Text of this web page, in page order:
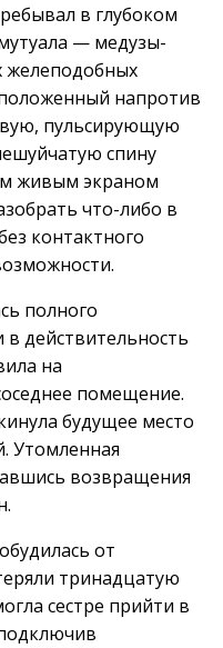
в глубоком
— медузы-
желеподобных
напротив
пульсирующую
спину
живым экраном
что-либо в
контактного
полного
действительность
на
помещение.
будущее место
Утомленная
возвращения
от
тринадцатую
сестре прийти в